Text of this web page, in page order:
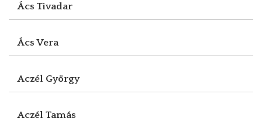
Ács Tivadar
Ács Vera
Aczél György
Aczél Tamás